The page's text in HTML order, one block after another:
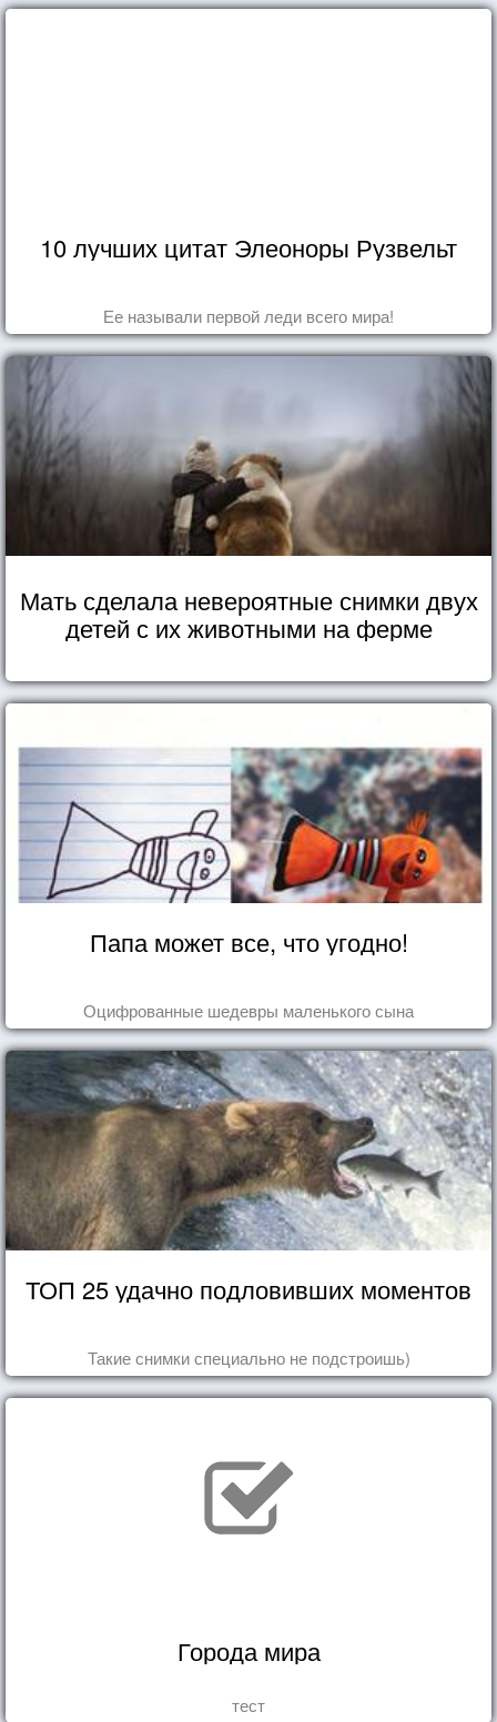
10 лучших цитат Элеоноры Рузвельт
Ее называли первой леди всего мира!
Мать сделала невероятные снимки двух
детей с их животными на ферме
Папа может все, что угодно!
Оцифрованные шедевры маленького сына
ТОП 25 удачно подловивших моментов
Такие снимки специально не подстроишь)
Города мира
тест